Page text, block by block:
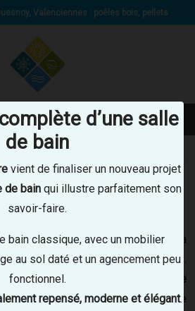
Valenciennes : poêles bois, pellets
d’une salle
de bain
vient de finaliser un nouveau projet
de bain qui illustre parfaitement son
savoir-faire.
bain classique, avec un mobilier
au sol daté et un agencement peu
fonctionnel.
repensé, moderne et élégant.
07 89 67 29 80
Ramonage poêles
À LE QUESNOY,
étape indispensable pour garantir la
de vos appareils de chauffage.
, votreplombier chauffagiste à Le
également un service de ramonage
cookies